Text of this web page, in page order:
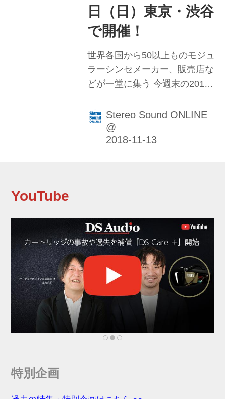
際にそのサウンドを確かめてほ
しい。カラー展開はブラ...
日（日）東京・渋谷
で開催！
世界各国から50以上ものモジュ
ラーシンセメーカー、販売店な
どが一堂に集う 今週末の2018
の２日間、今年で５周年目を迎
えるモジュラーシンセサイザー
の祭典『Tokyo Festival of
とは、シンセサイザーの機能を
分割した個々のモジュールの集
合体を、奏者本人がリアルタイ
ムにコントロールしながら音を
作り上げていく楽器。現代のモ
ジュラーシンセは、一体型のガ
ジェット的タイプのものから、
壁面を埋め尽くす王道...
Stereo Sound ONLINE
@
YouTube
特別企画